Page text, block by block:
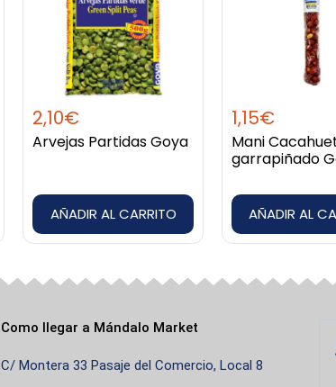
2,10€
Arvejas Partidas Goya
AÑADIR AL CARRITO
1,15€
Mani
garrapiñado
AÑADIR AL
Como llegar a Mándalo Market
C/ Montera 33 Pasaje del Comercio, Local 8